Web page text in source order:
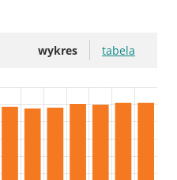
wykres tabela